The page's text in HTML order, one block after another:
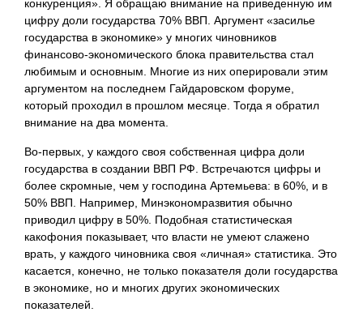
конкуренция». Я обращаю внимание на приведенную им
цифру доли государства 70% ВВП. Аргумент «засилье
государства в экономике» у многих чиновников
финансово-экономического блока правительства стал
любимым и основным. Многие из них оперировали этим
аргументом на последнем Гайдаровском форуме,
который проходил в прошлом месяце. Тогда я обратил
внимание на два момента.
Во-первых, у каждого своя собственная цифра доли
государства в создании ВВП РФ. Встречаются цифры и
более скромные, чем у господина Артемьева: в 60%, и в
50% ВВП. Например, Минэкономразвития обычно
приводил цифру в 50%. Подобная статистическая
какофония показывает, что власти не умеют слажено
врать, у каждого чиновника своя «личная» статистика. Это
касается, конечно, не только показателя доли государства
в экономике, но и многих других экономических
показателей.